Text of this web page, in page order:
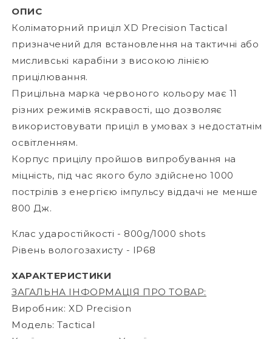
ОПИС
Коліматорний приціл XD Precision Tactical
призначений для встановлення на тактичні або
мисливські карабіни з високою лінією
прицілювання.
Прицільна марка червоного кольору має 11
різних режимів яскравості, що дозволяє
використовувати приціл в умовах з недостатнім
освітленням.
Корпус прицілу пройшов випробування на
міцність, під час якого було здійснено 1000
пострілів з енергією імпульсу віддачі не менше
800 Дж.
Клас ударостійкості - 800g/1000 shots
Рівень вологозахисту - IP68
ХАРАКТЕРИСТИКИ
ЗАГАЛЬНА ІНФОРМАЦІЯ ПРО ТОВАР:
Виробник: XD Precision
Модель: Tactical